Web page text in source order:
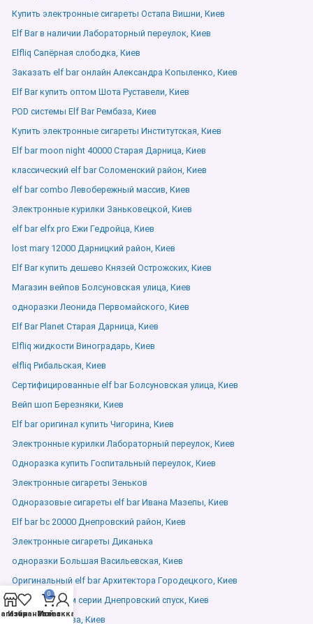
Купить электронные сигареты Остапа Вишни, Киев
Elf Bar в наличии Лабораторный переулок, Киев
Elfliq Сапёрная слободка, Киев
Заказать elf bar онлайн Александра Копыленко, Киев
Elf Bar купить оптом Шота Руставели, Киев
POD системы Elf Bar Рембаза, Киев
Купить электронные сигареты Институтская, Киев
Elf bar moon night 40000 Старая Дарница, Киев
классический elf bar Соломенский район, Киев
elf bar combo Левобережный массив, Киев
Электронные курилки Заньковецкой, Киев
elf bar elfx pro Ежи Гедройца, Киев
lost mary 12000 Дарницкий район, Киев
Elf Bar купить дешево Князей Острожских, Киев
Магазин вейпов Болсуновская улица, Киев
одноразки Леонида Первомайского, Киев
Elf Bar Planet Старая Дарница, Киев
Elfliq жидкости Виноградарь, Киев
elfliq Рибальская, Киев
Сертифицированные elf bar Болсуновская улица, Киев
Вейп шоп Березняки, Киев
Elf bar оригинал купить Чигорина, Киев
Электронные курилки Лабораторный переулок, Киев
Одноразка купить Госпитальный переулок, Киев
Электронные сигареты Зеньков
Одноразовые сигареты elf bar Ивана Мазепы, Киев
Elf bar bc 20000 Днепровский район, Киев
Электронные сигареты Диканька
одноразки Большая Васильевская, Киев
Оригинальный elf bar Архитектора Городецкого, Киев
Elf Bar премиум серии Днепровский спуск, Киев
elfliq Мечникова, Киев
Избранное
0
Заказ
Мой аккаунт